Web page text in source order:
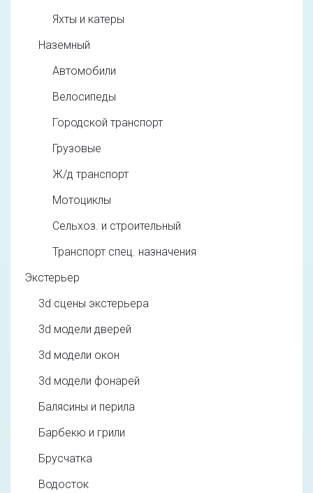
Яхты и катеры
Наземный
Автомобили
Велосипеды
Городской транспорт
Грузовые
Ж/д транспорт
Мотоциклы
Сельхоз. и строительный
Транспорт спец. назначения
Экстерьер
3d cцены экстерьера
3d модели дверей
3d модели окон
3d модели фонарей
Балясины и перила
Барбекю и грили
Брусчатка
Водосток